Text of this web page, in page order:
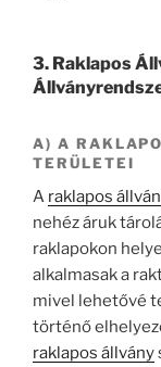
3. Raklapos
A) A
TERÜLETEI
A raklapos
nehéz áruk
raklapokon
alkalmasak a
mivel lehetővé
történő
raklapos állvány